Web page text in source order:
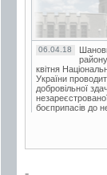
06.04.18
квітня
України
добровільної
боєприпасів до